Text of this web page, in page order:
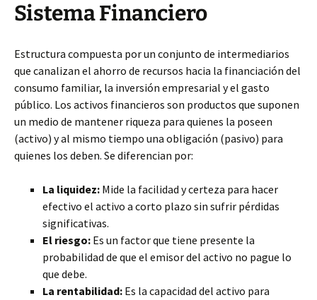
Sistema Financiero
Estructura compuesta por un conjunto de intermediarios
que canalizan el ahorro de recursos hacia la financiación del
consumo familiar, la inversión empresarial y el gasto
público. Los activos financieros son productos que suponen
un medio de mantener riqueza para quienes la poseen
(activo) y al mismo tiempo una obligación (pasivo) para
quienes los deben. Se diferencian por:
La liquidez: Mide la facilidad y certeza para hacer
efectivo el activo a corto plazo sin sufrir pérdidas
significativas.
El riesgo: Es un factor que tiene presente la
probabilidad de que el emisor del activo no pague lo
que debe.
La rentabilidad: Es la capacidad del activo para